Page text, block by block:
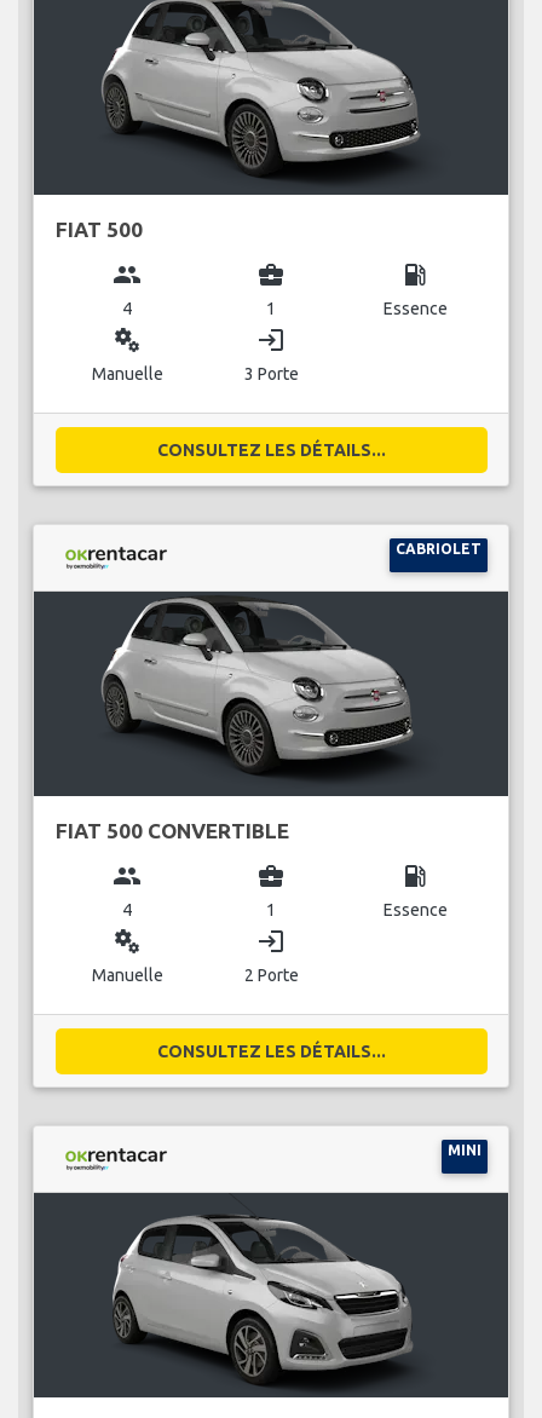
FIAT 500
group
4
business_center
1
local_gas_station
Essence
miscellaneous_services
Manuelle
login
3 Porte
CONSULTEZ LES DÉTAILS...
CABRIOLET
FIAT 500 CONVERTIBLE
group
4
business_center
1
local_gas_station
Essence
miscellaneous_services
Manuelle
login
2 Porte
CONSULTEZ LES DÉTAILS...
MINI